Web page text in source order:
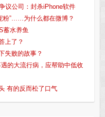
议公司：封杀iPhone软件
粉”……为什么都在微博？
蓄水养鱼
上了？
失败的故事？
的大流行病，应帮助中低收
有的反而松了口气